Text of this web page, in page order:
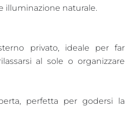
illuminazione naturale.
privato, ideale per far
al sole o organizzare
perfetta per godersi la